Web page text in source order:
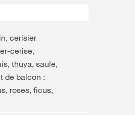
cerisier
cerise,
thuya, saule,
de balcon :
roses, ficus,